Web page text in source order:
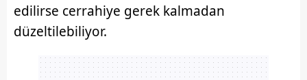
edilirse cerrahiye gerek kalmadan
düzeltilebiliyor.